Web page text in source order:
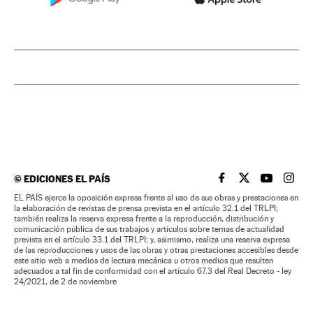
©EDICIONES EL PAÍS EL PAÍS BRASIL EN
EL PAÍSEL PAÍS
EL
EL PAÍS ejerce la oposición expresa frente al uso de sus obras y prestaciones en
la elaboración de revistas de prensa prevista en el artículo 32.1 del TRLPI;
también realiza la reserva expresa frente a la reproducción, distribución y
comunicación pública de sus trabajos y artículos sobre temas de actualidad
prevista en el artículo 33.1 del TRLPI; y, asimismo, realiza una reserva expresa
de las reproducciones y usos de las obras y otras prestaciones accesibles desde
este sitio web a medios de lectura mecánica u otros medios que resulten
adecuados a tal fin de conformidad con el artículo 67.3 del Real Decreto - ley
24/2021, de 2 de noviembre